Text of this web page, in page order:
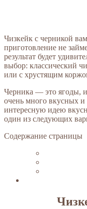
Чизкейк с черникой
приготовление не
результат будет
выбор: классический
или с хрустящим
Черника — это ягоды,
очень много вкусных
интересную идею
один из следующих
Содержание страницы